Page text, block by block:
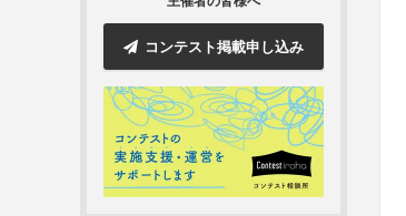
コンテスト掲載申し込み